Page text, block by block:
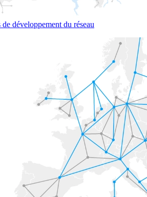
de développement du réseau